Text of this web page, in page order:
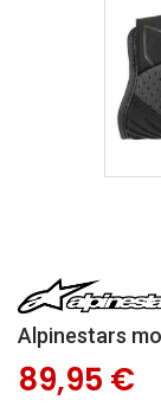
Alpinestars
89,95 €